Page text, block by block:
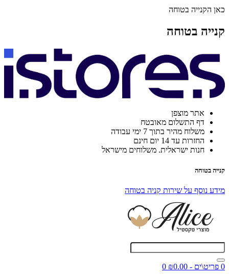
כאן הקנייה בטוחה
קנייה בטוחה
אתר מוצפן
דף התשלום מאובטח
משלוח מהיר בתוך 7 ימי עבודה
החזרות עד 14 יום חינם
חנות ישראלית. משלוחים מישראל
קנייה בטוחה
מידע נוסף על שירות קניה בטוחה
0 פריט\ים - ₪0.00
0